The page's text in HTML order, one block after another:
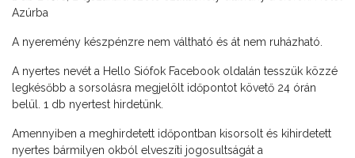
Azúrba
A nyeremény készpénzre nem váltható és át nem ruházható.
A nyertes nevét a Hello Siófok Facebook oldalán tesszük közzé
legkésőbb a sorsolásra megjelölt időpontot követő 24 órán
belül. 1 db nyertest hirdetünk.
Amennyiben a meghirdetett időpontban kisorsolt és kihirdetett
nyertes bármilyen okból elveszíti jogosultságát a